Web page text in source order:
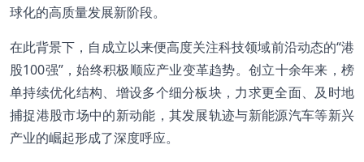
球化的高质量发展新阶段。
在此背景下，自成立以来便高度关注科技领域前沿动态的“港
股100强”，始终积极顺应产业变革趋势。创立十余年来，榜
单持续优化结构、增设多个细分板块，力求更全面、及时地
捕捉港股市场中的新动能，其发展轨迹与新能源汽车等新兴
产业的崛起形成了深度呼应。